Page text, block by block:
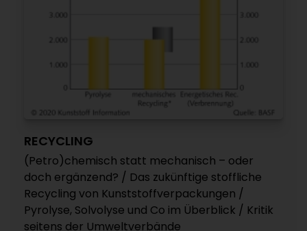
RECYCLING
(Petro)chemisch statt mechanisch – oder
doch ergänzend? / Das zukünftige stoffliche
Recycling von Kunststoffverpackungen /
Pyrolyse, Solvolyse und Co im Überblick / Kritik
seitens der Umweltverbände